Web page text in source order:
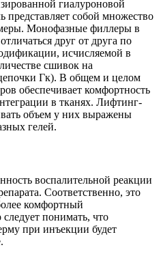
гиалуроновой
представляет собой множество
Монофазные филлеры в
друг от друга по
исчисляемой в
сшивок на
Гк). В общем и целом
обеспечивает комфортность
в тканях. Лифтинг-
объем у них выражены
гелей.
воспалительной реакции
Соответственно, это
комфортный
понимать, что
при инъекции будет